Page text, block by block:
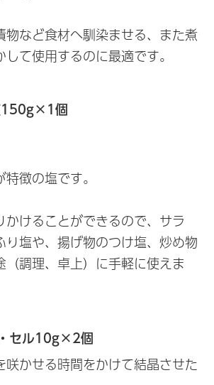
物など食材へ馴染ませる、また煮
て使用するのに最適です。
150g×1個
徴の塩です。
かけることができるので、サラ
り塩や、揚げ物のつけ塩、炒め物
（調理、卓上）に手軽に使えま
セル10g×2個
咲かせる時間をかけて結晶させた